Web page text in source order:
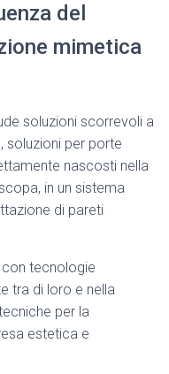
del
mimetica
soluzioni scorrevoli a
soluzioni per porte
nascosti nella
in un sistema
di pareti
tecnologie
tra di loro e nella
per la
estetica e